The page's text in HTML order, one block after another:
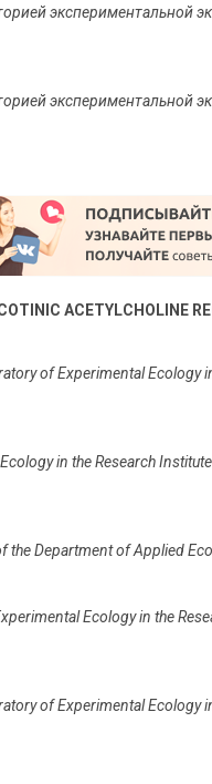
экспериментальной
экспериментальной
ACETYLCHOLINE
of Experimental
in the Research
the Department of Applied
Ecology in the
of Experimental Ecology